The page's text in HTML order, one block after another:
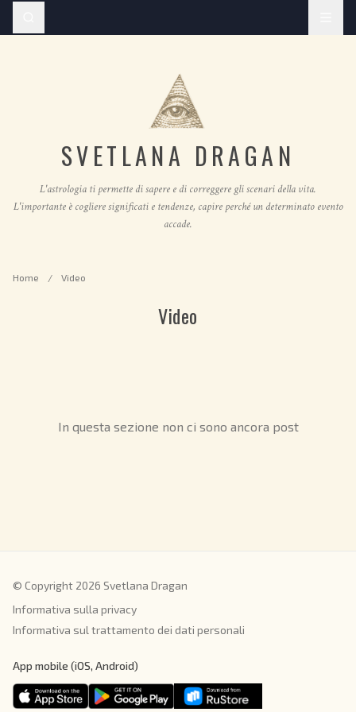
SVETLANA DRAGAN
L'astrologia ti permette di sapere e di correggere gli scenari della vita.
L'importante è cogliere significati e tendenze, capire perché un determinato evento
accade.
Home / Video
Video
In questa sezione non ci sono ancora post
© Copyright 2026 Svetlana Dragan
Informativa sulla privacy
Informativa sul trattamento dei dati personali
App mobile (iOS, Android)